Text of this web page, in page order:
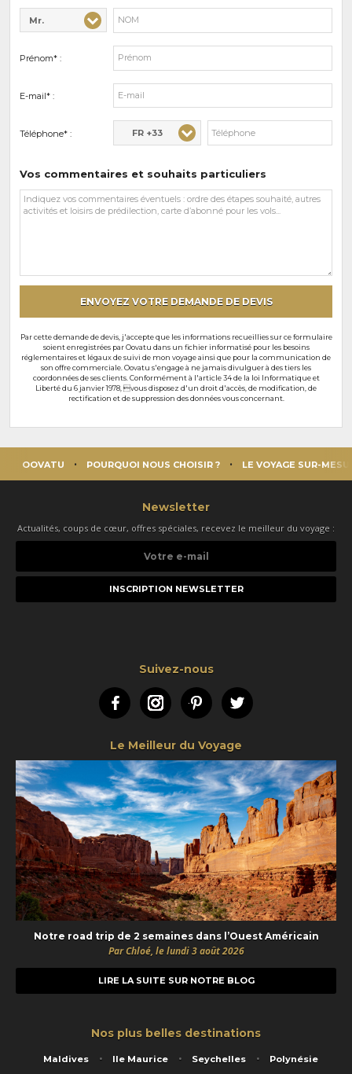
Civilité* :
Mr.
Nom* :
Prénom* :
E-mail* :
Téléphone* : FR +33
Vos commentaires et souhaits particuliers
Vos
commentaires
ENVOYEZ VOTRE DEMANDE DE DEVIS
Par cette demande de devis, j'accepte que les informations recueillies sur ce formulaire
soient enregistrées par Oovatu dans un fichier informatisé pour les besoins
réglementaires et légaux de suivi de mon voyage ainsi que pour la communication de
son offre commerciale. Oovatu s'engage à ne jamais divulguer à des tiers les
coordonnées de ses clients. Conformément à l'article 34 de la loi Informatique et
Liberté du 6 janvier 1978, vous disposez d'un droit d'accès, de modification, de
rectification et de suppression des données vous concernant.
OOVATU POURQUOI NOUS CHOISIR ? LE VOYAGE SUR-
Newsletter
Actualités, coups de cœur, offres spéciales, recevez le meilleur du voyage :
e-
Suivez-nous
FacebookInstagramPinterestTwitter
Le Meilleur du Voyage
Notre road trip de 2 semaines dans l’Ouest Américain
Par Chloé, le lundi 3 août 2026
LIRE LA SUITE SUR NOTRE BLOG
Nos plus belles destinations
Maldives Ile Maurice Seychelles
Polynésie